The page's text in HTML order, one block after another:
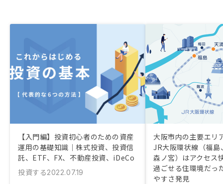
【入門編】投資初心者のための資産
運用の基礎知識｜株式投資、投資信
託、ETF、FX、不動産投資、iDeCo
投資する2022.07.19
大阪市内の主要エリ
JR大阪環状線（福
森ノ宮）はアクセス
過ごせる住環境だっ
やすさ発見